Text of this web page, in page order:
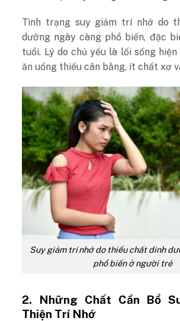
Tình trạng suy giảm trí nhớ do
dưỡng ngày càng phổ biến, đặc
tuổi. Lý do chủ yếu là lối sống
ăn uống thiếu cân bằng, ít chất xơ
Suy giảm trí nhớ do thiếu chất dinh
phổ biến ở người trẻ
2. Những Chất Cần Bổ
Thiện Trí Nhớ